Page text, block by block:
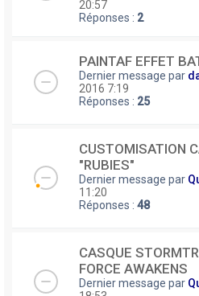
20:57
Réponses : 2
PAINTAF EFFET
Dernier message par
2016 7:19
Réponses : 25
CUSTOMISATION
"RUBIES"
Dernier message par
11:20
Réponses : 48
CASQUE
FORCE AWAKENS
Dernier message par